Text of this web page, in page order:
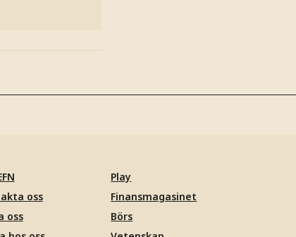
oss
oss
Play
Finansmagasinet
Börs